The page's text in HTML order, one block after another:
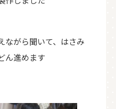
ながら聞いて、はさみ
ん進めます